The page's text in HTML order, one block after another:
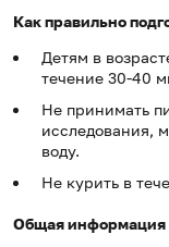
Как правильно
Детям в
течение 30-40
Не принимать
исследования,
воду.
Не курить в
Общая информация